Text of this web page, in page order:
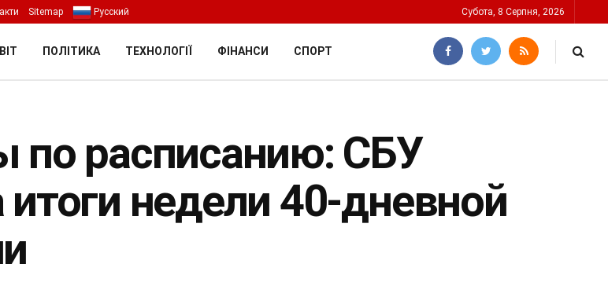
Sitemap Русский Субота, 8 Серпня, 2026
ПОЛІТИКА ТЕХНОЛОГІЇ ФІНАНСИ СПОРТ
по расписанию: СБУ
итоги недели 40-дневной